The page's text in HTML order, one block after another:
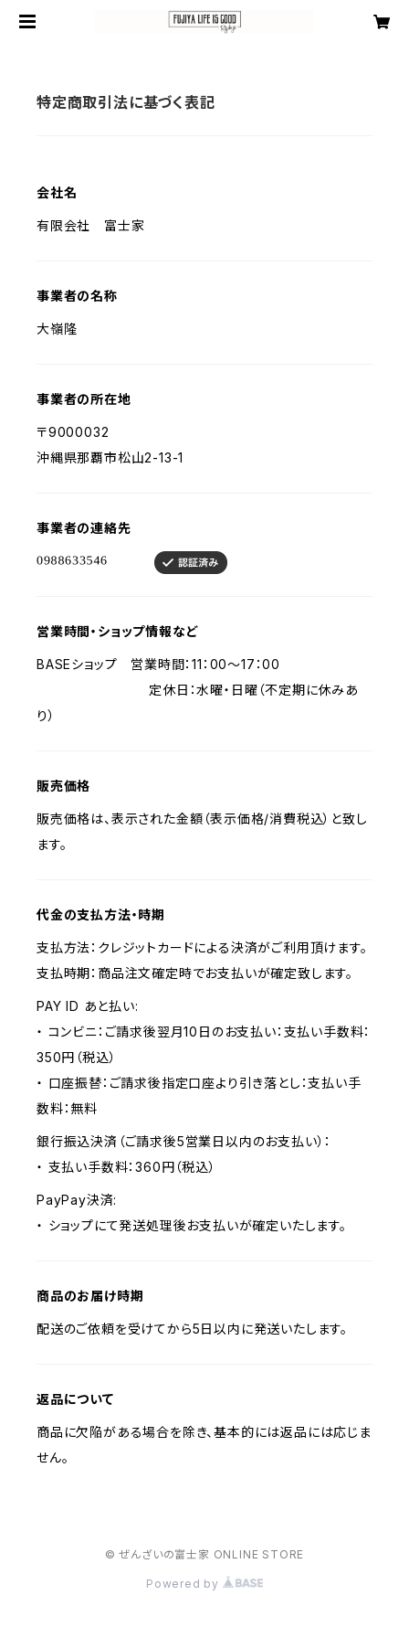
特定商取引法に基づく表記
会社名
有限会社 富士家
事業者の名称
大嶺隆
事業者の所在地
〒9000032
沖縄県那覇市松山2-13-1
事業者の連絡先
営業時間・ショップ情報など
BASEショップ 営業時間：11：00～17：00
定休日：水曜・日曜（不定期に休みあ
り）
販売価格
販売価格は、表示された金額（表示価格/消費税込）と致し
ます。
代金の支払方法・時期
支払方法：クレジットカードによる決済がご利用頂けます。
支払時期：商品注文確定時でお支払いが確定致します。
PAY ID あと払い:
・ コンビニ：ご請求後翌月10日のお支払い：支払い手数料：
350円（税込）
・ 口座振替：ご請求後指定口座より引き落とし：支払い手
数料：無料
銀行振込決済（ご請求後5営業日以内のお支払い）：
・ 支払い手数料：360円（税込）
PayPay決済:
・ ショップにて発送処理後お支払いが確定いたします。
商品のお届け時期
配送のご依頼を受けてから5日以内に発送いたします。
返品について
商品に欠陥がある場合を除き、基本的には返品には応じま
せん。
© ぜんざいの富士家 ONLINE STORE
Powered by